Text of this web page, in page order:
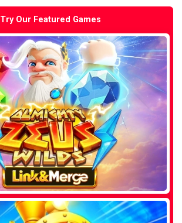
Try Our Featured Games